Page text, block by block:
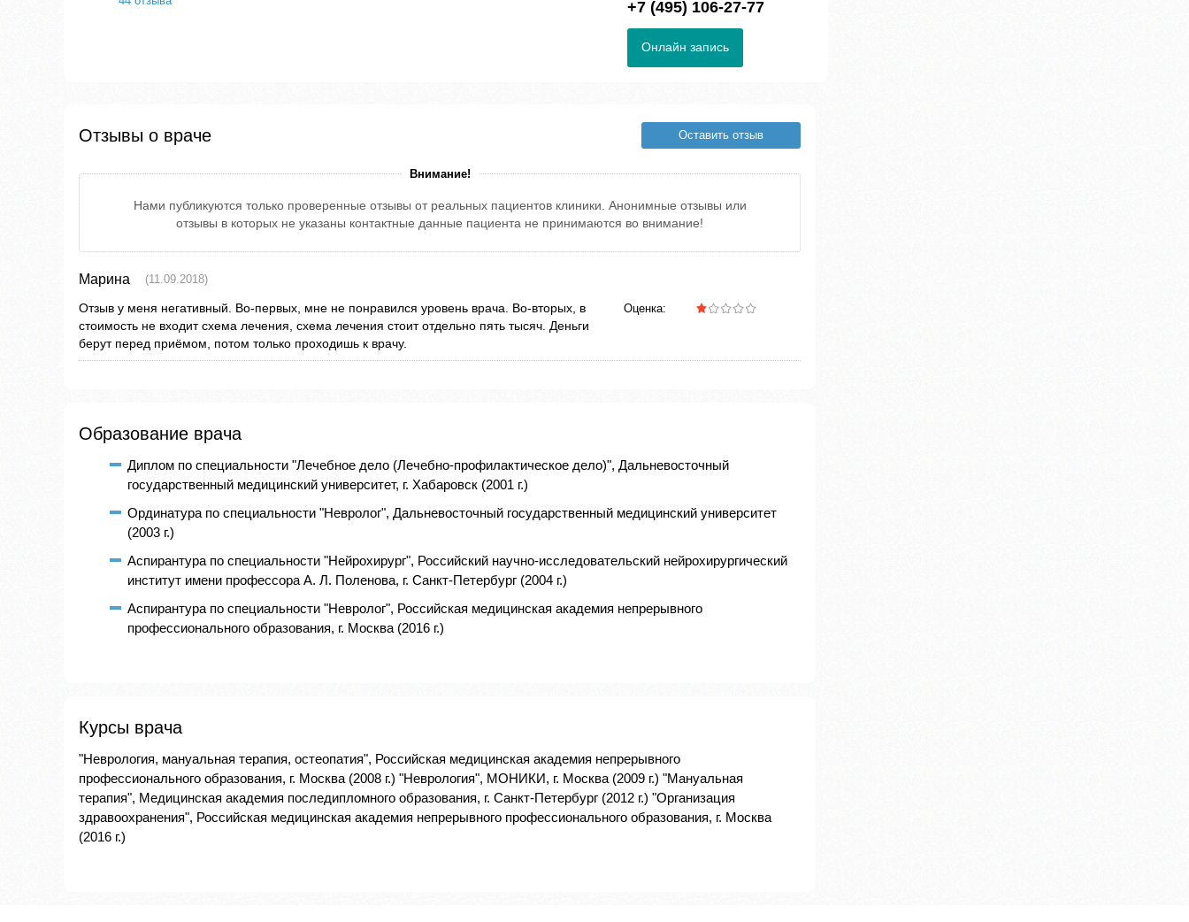
+7 (495) 106-27-77
Онлайн запись
Отзывы о враче Оставить отзыв
Внимание!
Нами публикуются только проверенные отзывы от реальных пациентов клиники. Анонимные отзывы или
отзывы в которых не указаны контактные данные пациента не принимаются во внимание!
Марина (11.09.2018)
Отзыв у меня негативный. Во-первых, мне не понравился уровень врача. Во-вторых, в
стоимость не входит схема лечения, схема лечения стоит отдельно пять тысяч. Деньги
берут перед приёмом, потом только проходишь к врачу.
Оценка:
Образование врача
Диплом по специальности "Лечебное дело (Лечебно-профилактическое дело)", Дальневосточный
государственный медицинский университет, г. Хабаровск (2001 г.)
Ординатура по специальности "Невролог", Дальневосточный государственный медицинский университет
(2003 г.)
Аспирантура по специальности "Нейрохирург", Российский научно-исследовательский нейрохирургический
институт имени профессора А. Л. Поленова, г. Санкт-Петербург (2004 г.)
Аспирантура по специальности "Невролог", Российская медицинская академия непрерывного
профессионального образования, г. Москва (2016 г.)
Курсы врача
"Неврология, мануальная терапия, остеопатия", Российская медицинская академия непрерывного
профессионального образования, г. Москва (2008 г.) "Неврология", МОНИКИ, г. Москва (2009 г.) "Мануальная
терапия", Медицинская академия последипломного образования, г. Санкт-Петербург (2012 г.) "Организация
здравоохранения", Российская медицинская академия непрерывного профессионального образования, г. Москва
(2016 г.)